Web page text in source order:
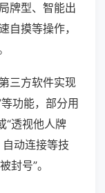
牌型、智能出
自摸等操作，
三方软件实现
功能，部分用
“透视他人牌
动连接等技
封号”。